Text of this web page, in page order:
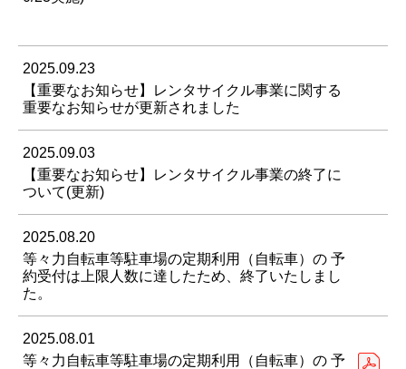
2025.09.23
【重要なお知らせ】レンタサイクル事業に関する
重要なお知らせが更新されました
2025.09.03
【重要なお知らせ】レンタサイクル事業の終了に
ついて(更新)
2025.08.20
等々力自転車等駐車場の定期利用（自転車）の 予
約受付は上限人数に達したため、終了いたしまし
た。
2025.08.01
等々力自転車等駐車場の定期利用（自転車）の 予